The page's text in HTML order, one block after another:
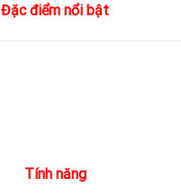
Đặc điểm nổi bật
Tính năng